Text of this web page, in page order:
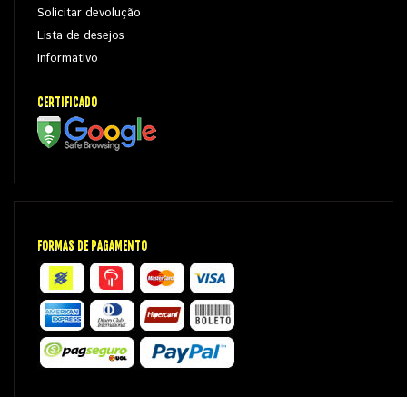
Solicitar devolução
Lista de desejos
Informativo
CERTIFICADO
FORMAS DE PAGAMENTO